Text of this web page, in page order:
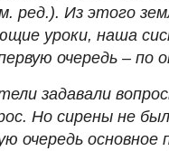
ред.). Из этого
уроки, наша
очередь –
задавали
Но сирены не
очередь основное